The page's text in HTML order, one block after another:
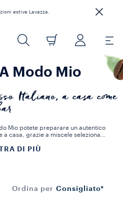
estive Lavazza.
Modo Mio
Italiano, a casa come
Mio potete preparare un autentico
casa, grazie a miscele selezionate
disponibili in diverse varianti, per
DI PIÙ
Ordina per Consigliato*